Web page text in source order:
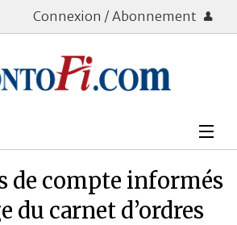
Connexion / Abonnement
de compte informés
du carnet d’ordres